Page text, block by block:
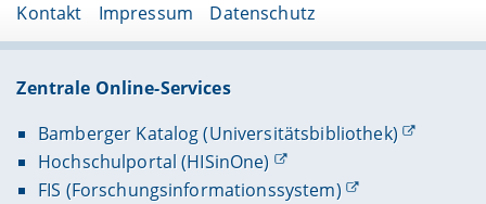
Kontakt Impressum Datenschutz
Zentrale Online-Services
Bamberger Katalog (Universitätsbibliothek)
Hochschulportal (HISinOne)
FIS (Forschungsinformationssystem)